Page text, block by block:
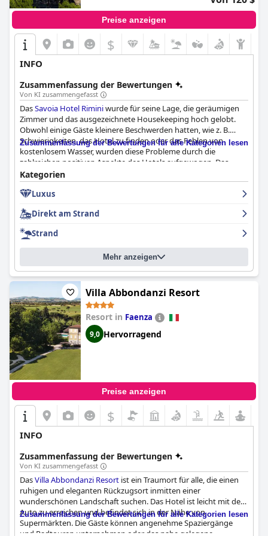
Preise anzeigen
$
INFO
Zusammenfassung der Bewertungen
Von KI zusammengefasst
DasSavoia Hotel Riminiwurde für seine Lage, die geräumigen
Zimmer und das ausgezeichnete Housekeeping hoch gelobt.
Obwohl einige Gäste kleinere Beschwerden hatten, wie z. B.
Schwierigkeiten, das Hotel zu finden oder das Fehlen von
kostenlosem Wasser, wurden diese Probleme durch die
zahlreichen positiven Aspekte des Hotels aufgewogen. Das
Personal war professionell und freundlich, auch wenn einige
Gäste anmerkten, dass das Personal an der Rezeption
Schwierigkeiten mit der deutschen Sprache hatte. Alles in allem
das seiner Bewertung durchaus gerecht wird.
Zusammenfassung der Bewertungen für alle Kategorien lesen
Kategorien
Luxus
Direkt am Strand
Strand
Mehr anzeigen
Villa Abbondanzi Resort
Resort in Faenza
9,0 Hervorragend
Preise anzeigen
$
INFO
Zusammenfassung der Bewertungen
Von KI zusammengefasst
DasVilla Abbondanzi Resort ist ein Traumort für alle, die einen
ruhigen und eleganten Rückzugsort inmitten einer
wunderschönen Landschaft suchen. Das Hotel ist leicht mit dem
Auto zu erreichen und befindet sich in der Nähe von
Supermärkten. Die Gäste können angenehme Spaziergänge
und Radtouren unternehmen oder das nahe gelegene
Zusammenfassung der Bewertungen für alle Kategorien lesen